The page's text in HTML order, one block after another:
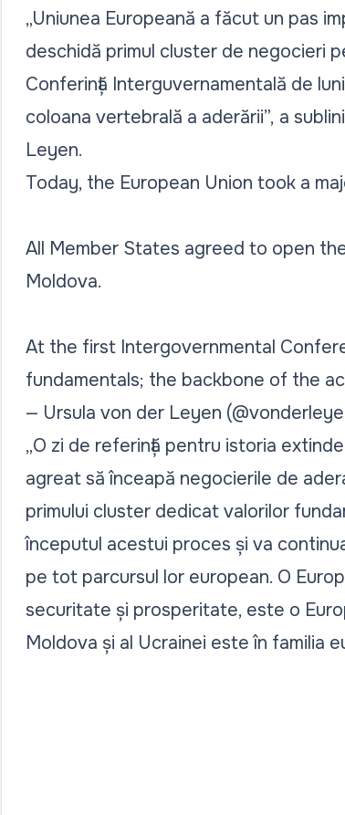
„Uniunea Europeană a făcut un pas
deschidă primul cluster de negocieri
Conferință Interguvernamentală de
coloana vertebrală a aderării”, a
Leyen.
Today, the European Union took a
All Member States agreed to open
Moldova.
At the first Intergovernmental
fundamentals; the backbone of the
— Ursula von der Leyen
„O zi de referință pentru istoria
agreat să înceapă negocierile de
primului cluster dedicat valorilor
începutul acestui proces și va
pe tot parcursul lor european. O
securitate și prosperitate, este o
Moldova și al Ucrainei este în familia